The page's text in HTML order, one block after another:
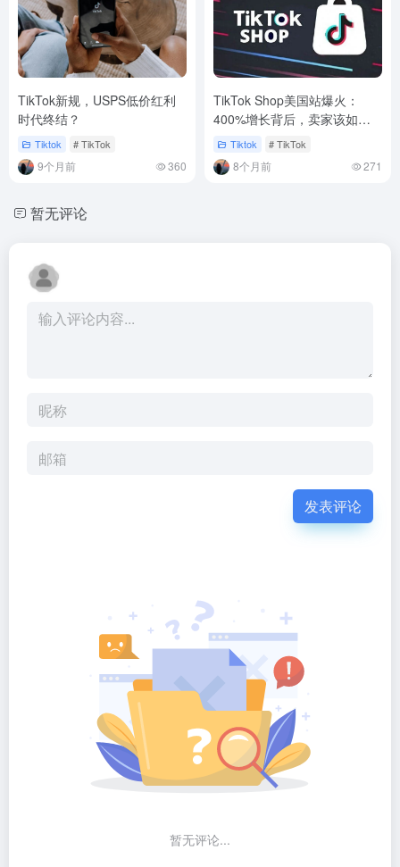
TikTok新规，USPS低价红利
时代终结？
Tiktok # TikTok
9个月前 360
TikTok Shop美国站爆火：
400%增长背后，卖家该如何
抓住风口赢赛场？
Tiktok # TikTok
8个月前 271
暂无评论
发表评论
暂无评论...